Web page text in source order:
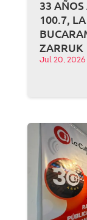
33
100.7,
ZARRUK
Jul 20, 2026